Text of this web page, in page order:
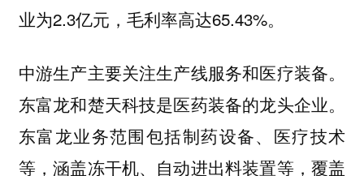
业为2.3亿元，毛利率高达65.43%。
中游生产主要关注生产线服务和医疗装备。
东富龙和楚天科技是医药装备的龙头企业。
东富龙业务范围包括制药设备、医疗技术
等，涵盖冻干机、自动进出料装置等，覆盖